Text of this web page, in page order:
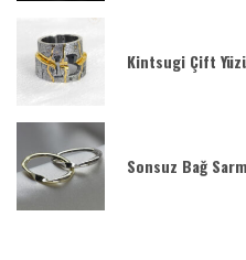
Kintsugi Çift
Sonsuz Bağ